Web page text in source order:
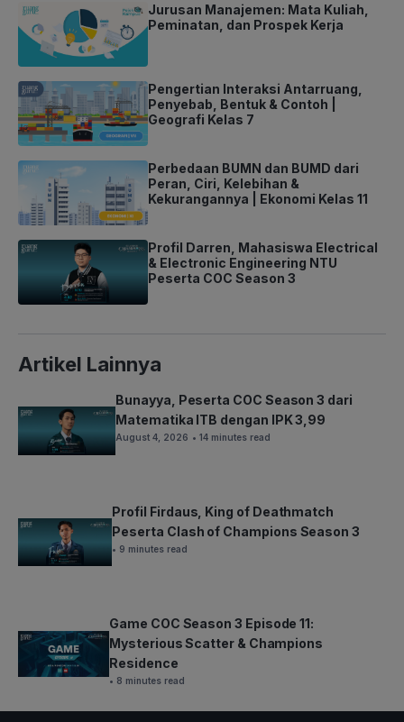
Jurusan Manajemen: Mata Kuliah,
Peminatan, dan Prospek Kerja
Pengertian Interaksi Antarruang,
Penyebab, Bentuk & Contoh |
Geografi Kelas 7
Perbedaan BUMN dan BUMD dari
Peran, Ciri, Kelebihan &
Kekurangannya | Ekonomi Kelas 11
Profil Darren, Mahasiswa Electrical
& Electronic Engineering NTU
Peserta COC Season 3
Artikel Lainnya
Bunayya, Peserta COC Season 3 dari
Matematika ITB dengan IPK 3,99
August 4, 2026 • 14 minutes read
Profil Firdaus, King of Deathmatch
Peserta Clash of Champions Season 3
• 9 minutes read
Game COC Season 3 Episode 11:
Mysterious Scatter & Champions
Residence
• 8 minutes read